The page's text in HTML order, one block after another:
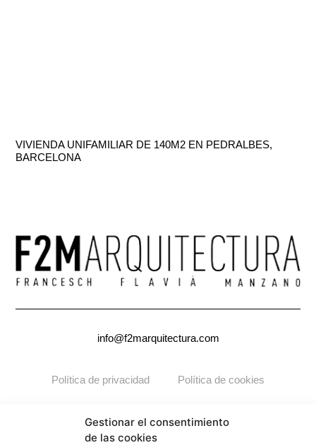
Gestionar el consentimiento
de las cookies
VIVIENDA UNIFAMILIAR DE 140M2 EN PEDRALBES,
BARCELONA
info@f2marquitectura.com
Política de privacidad Política de cookies
reservados.